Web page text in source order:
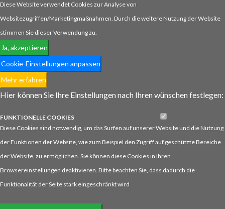
Diese Website verwendet Cookies zur Analyse von
Websitezugriffen/Marketingmaßnahmen. Durch die weitere Nutzung der Website
stimmen Sie dieser Verwendung zu.
Ja, akzeptieren
Cookie-Einstellungen anpassen
Mehr erfahren
Hier können Sie Ihre Einstellungen nach Ihren wünschen festlegen:
FUNKTIONELLE COOKIES
Diese Cookies sind notwendig, um das Surfen auf unserer Website und die Nutzung
der Funktionen der Website, wie zum Beispiel den Zugriff auf geschützte Bereiche
der Website, zu ermöglichen. Sie können diese Cookies in Ihren
Browsereinstellungen deaktivieren. Bitte beachten Sie, dass dadurch die
Funktionalität der Seite stark eingeschränkt wird